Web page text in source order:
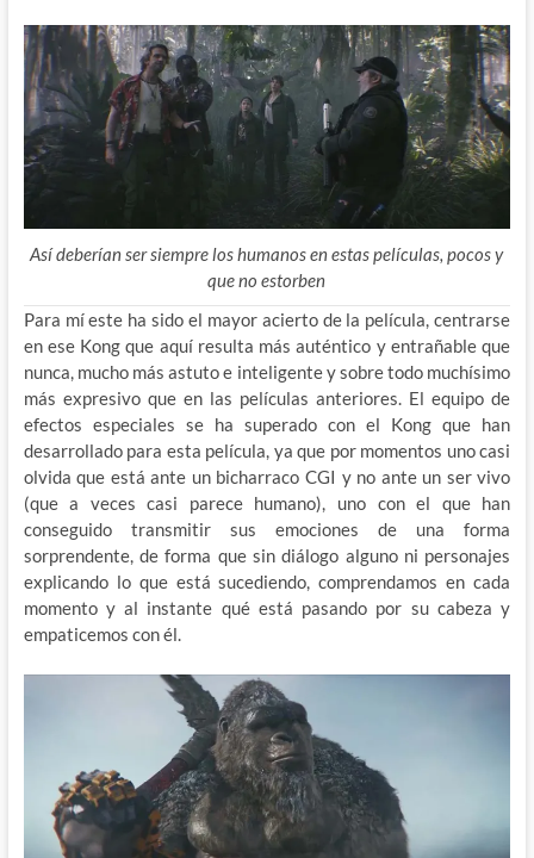
Así deberían ser siempre los humanos en estas películas, pocos y
que no estorben
Para mí este ha sido el mayor acierto de la película, centrarse
en ese Kong que aquí resulta más auténtico y entrañable que
nunca, mucho más astuto e inteligente y sobre todo muchísimo
más expresivo que en las películas anteriores. El equipo de
efectos especiales se ha superado con el Kong que han
desarrollado para esta película, ya que por momentos uno casi
olvida que está ante un bicharraco CGI y no ante un ser vivo
(que a veces casi parece humano), uno con el que han
conseguido transmitir sus emociones de una forma
sorprendente, de forma que sin diálogo alguno ni personajes
explicando lo que está sucediendo, comprendamos en cada
momento y al instante qué está pasando por su cabeza y
empaticemos con él.